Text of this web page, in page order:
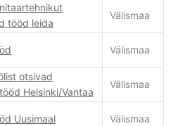
tööd leida
Välismaa
Välismaa
otsivad
Helsinki/Vantaa
Välismaa
Uusimaal Välismaa